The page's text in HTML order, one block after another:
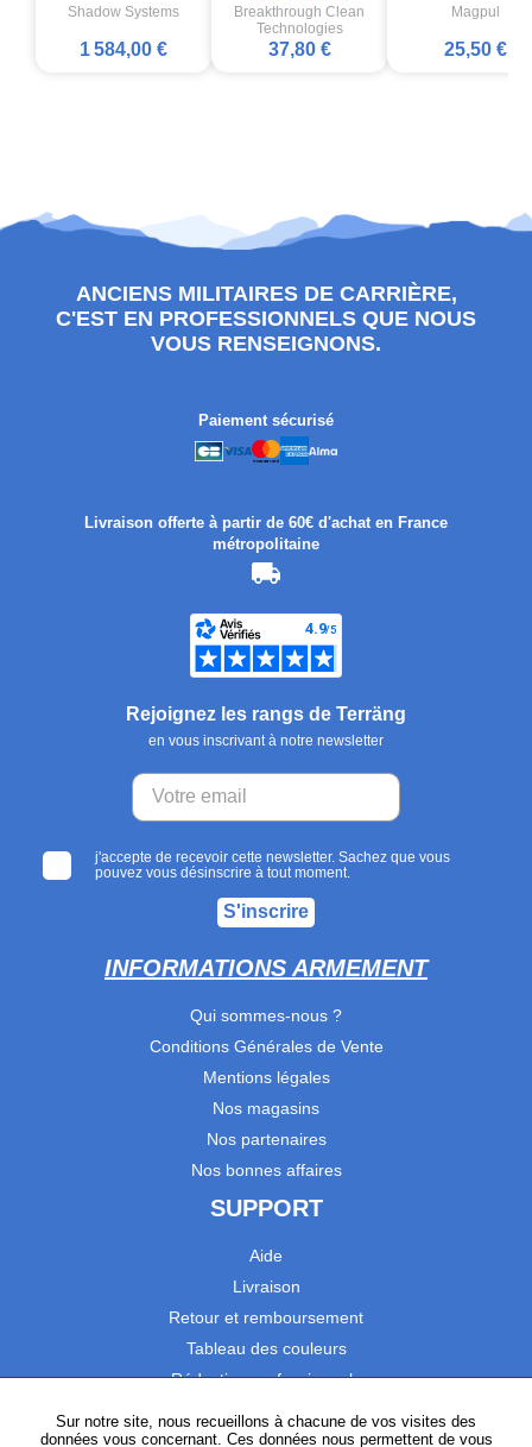
Shadow Systems
1 584,00 €
Breakthrough Clean
Technologies
37,80 €
Magpul
25,50 €
ANCIENS MILITAIRES DE CARRIÈRE,
C'EST EN PROFESSIONNELS QUE NOUS
VOUS RENSEIGNONS.
Paiement sécurisé
Livraison offerte à partir de 60€ d'achat en France
métropolitaine
Rejoignez les rangs de Terräng
en vous inscrivant à notre newsletter
j'accepte de recevoir cette newsletter. Sachez que vous
pouvez vous désinscrire à tout moment.
S'inscrire
INFORMATIONS ARMEMENT
Qui sommes-nous ?
Conditions Générales de Vente
Mentions légales
Nos magasins
Nos partenaires
Nos bonnes affaires
SUPPORT
Aide
Livraison
Retour et remboursement
Tableau des couleurs
Réduction professionnels
Satisfaction Clients
Sur notre site, nous recueillons à chacune de vos visites des
données vous concernant. Ces données nous permettent de vous